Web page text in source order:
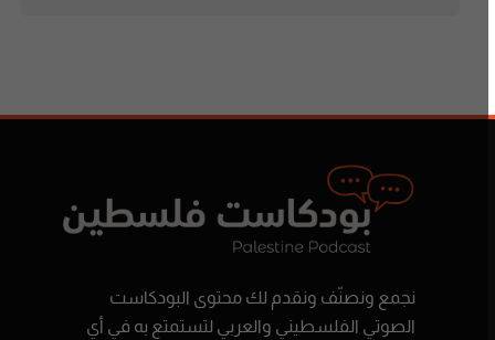
نجمع ونصنّف ونقدم لك محتوى البودكاست
الصوتي الفلسطيني والعربي لتستمتع به في أي